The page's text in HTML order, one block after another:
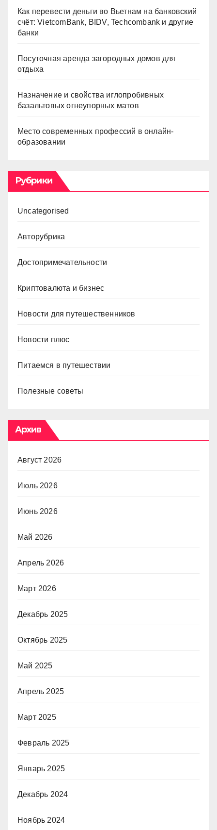
Как перевести деньги во Вьетнам на банковский
счёт: VietcomBank, BIDV, Techcombank и другие
банки
Посуточная аренда загородных домов для
отдыха
Назначение и свойства иглопробивных
базальтовых огнеупорных матов
Место современных профессий в онлайн-
образовании
Рубрики
Uncategorised
Авторубрика
Достопримечательности
Криптовалюта и бизнес
Новости для путешественников
Новости плюс
Питаемся в путешествии
Полезные советы
Архив
Август 2026
Июль 2026
Июнь 2026
Май 2026
Апрель 2026
Март 2026
Декабрь 2025
Октябрь 2025
Май 2025
Апрель 2025
Март 2025
Февраль 2025
Январь 2025
Декабрь 2024
Ноябрь 2024